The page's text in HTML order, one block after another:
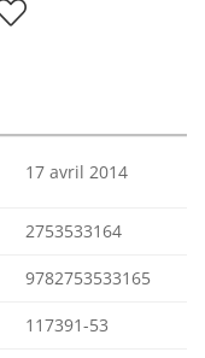
17 avril 2014
2753533164
9782753533165
117391-53